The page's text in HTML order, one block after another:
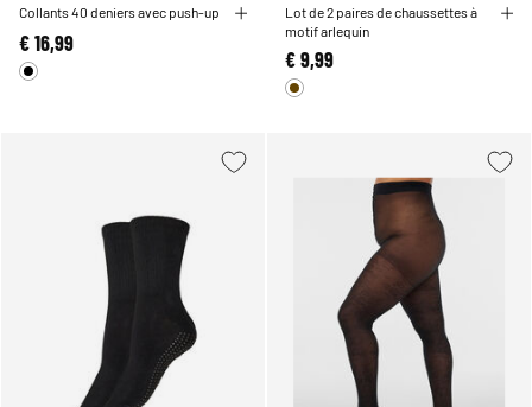
Collants 40 deniers avec push-up
€ 16,99
Lot de 2 paires de chaussettes à
motif arlequin
€ 9,99